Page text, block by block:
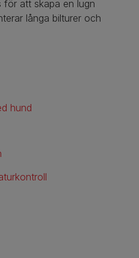
för att skapa en lugn
långa bilturer och
hund